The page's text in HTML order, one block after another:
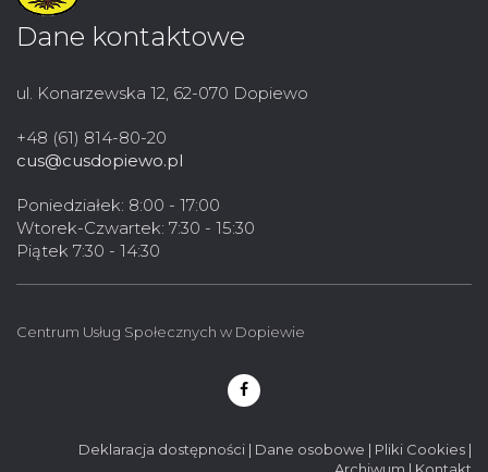
Dane kontaktowe
ul. Konarzewska 12, 62-070 Dopiewo
+48 (61) 814-80-20
cus@cusdopiewo.pl
Poniedziałek: 8:00 - 17:00
Wtorek-Czwartek: 7:30 - 15:30
Piątek 7:30 - 14:30
Centrum Usług Społecznych w Dopiewie
Deklaracja dostępności | Dane osobowe | Pliki Cookies |